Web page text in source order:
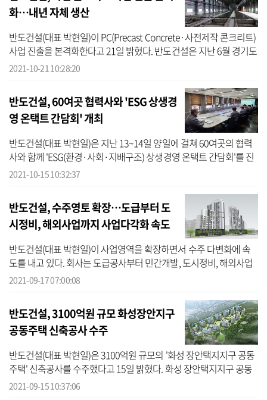
화…내년 자체 생산
반도건설(대표 박현일)이 PC(Precast Concrete·사전제작 콘크리트)
사업 진출을 본격화한다고 21일 밝혔다. 반도건설은 지난 6월 경기도
여주시 소재의 1만여평 PC 공장 부지를 매입한데 이어 최근 인근에
2021-10-21 10:28:20
반도건설, 60여곳 협력사와 'ESG 상생경
영 온택트 간담회' 개최
반도건설(대표 박현일)은 지난 13~14일 양일에 걸쳐 60여곳의 협력
사와 함께 'ESG(환경·사회·지배구조) 상생경영 온택트 간담회'를 진
행했다고 15일 밝혔다. 이번 간담회에는 박현일 반도건설 대표를 비
2021-10-15 10:32:37
반도건설, 수주영토 확장…도급부터 도
시정비, 해외사업까지 사업다각화 속도
반도건설(대표 박현일)이 사업영역을 확장하면서 수주 다변화에 속
도를 내고 있다. 회사는 도급공사부터 민간개발, 도시정비, 해외사업
까지 다양한 프로젝트를 통해 미래 먹거리를 확보할 방침이다. 17일
2021-09-17 07:00:08
반도건설, 3100억원 규모 화성장안지구
공동주택 신축공사 수주
반도건설(대표 박현일)은 3100억원 규모의 '화성 장안택지지구 공동
주택' 신축공사를 수주했다고 15일 밝혔다. 화성 장안택지지구 공동
주택 신축공사는 경기도 화성시 장안면 사랑리 477번지 일원에 지하
2021-09-15 10:37:06